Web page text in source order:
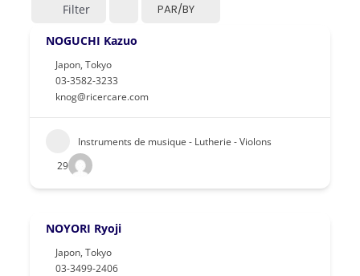
Filter
PAR/BY
NOGUCHI Kazuo
Japon,Tokyo
03-3582-3233
knog@ricercare.com
Instruments de musique - Lutherie - Violons
29
NOYORI Ryoji
Japon,Tokyo
03-3499-2406